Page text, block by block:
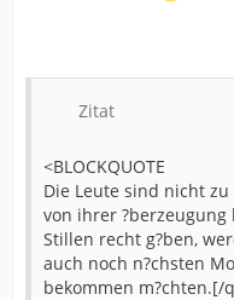
Zitat
<BLOCKQUOTE
Die Leute sind nicht
von ihrer
Stillen recht g?ben,
auch noch n?chsten
bekommen m?chten.[/